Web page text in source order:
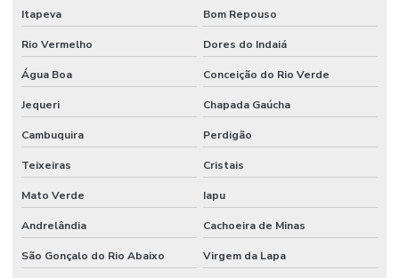
Itapeva Bom Repouso
Rio Vermelho Dores do Indaiá
Água Boa Conceição do Rio Verde
Jequeri Chapada Gaúcha
Cambuquira Perdigão
Teixeiras Cristais
Mato Verde Iapu
Andrelândia Cachoeira de Minas
São Gonçalo do Rio Abaixo Virgem da Lapa